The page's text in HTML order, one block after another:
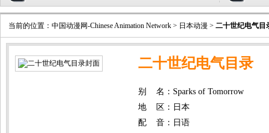
当前的位置： 中国动漫网-Chinese Animation Network > 日本动漫 > 二十世纪电气目
二十世纪电气目录
别 名：Sparks of Tomorrow
地 区：日本
配 音：日语